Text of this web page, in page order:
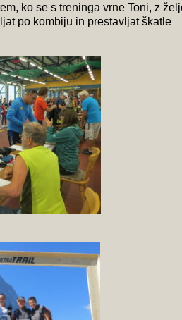
ko se s treninga vrne Toni, z
po kombiju in prestavljat škatle